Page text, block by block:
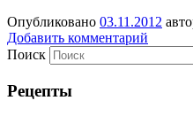
Опубликовано 03.11.2012
Добавить комментарий
Поиск
Рецепты